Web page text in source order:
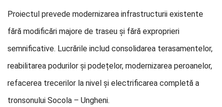
Proiectul prevede modernizarea infrastructurii existente
fără modificări majore de traseu și fără exproprieri
semnificative. Lucrările includ consolidarea terasamentelor,
reabilitarea podurilor și podețelor, modernizarea peroanelor,
refacerea trecerilor la nivel și electrificarea completă a
tronsonului Socola – Ungheni.